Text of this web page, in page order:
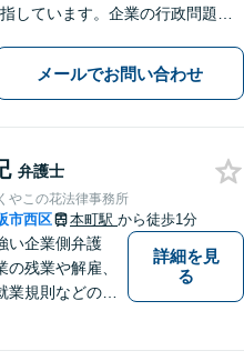
しています。企業の行政問題／
題に対応可能【夜間／休日応相
専門家の知識と経験で皆様の力に
メールでお問い合わせ
弁護士
やこの花法律事務所
市西区 本町駅 から徒歩1分
い企業側弁護
の残業や解雇、
業規則などの問
詳細を見
る